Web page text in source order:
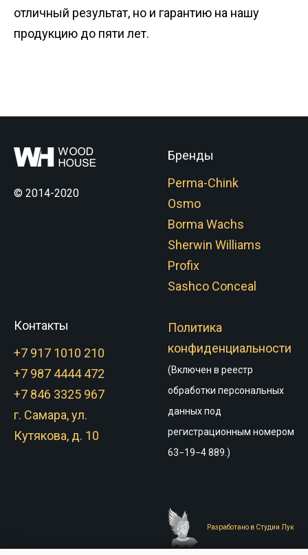
отличный результат, но и гарантию на нашу
продукцию до пяти лет.
© 2014-2020
Бренды
Perma-Chink
Osmo
Borma Wachs
Sherwin Williams
Profix
Sashco Conceal
Контакты
+7 917 1010 210
+7 987 4444 472
+7 846 3325 967
г. Самара, ул.
Кутякова, д. 10
Политика
конфиденциальности
(Включен в реестр
обработки персональных
данных под
регистрационным номером
63−19−4 889.)
Разработано в Студии Лук